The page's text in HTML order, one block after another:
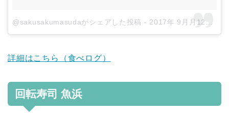
@sakusakumasudaがシェアした投稿 - 2017年 9月月12日午後8時52分PDT
詳細はこちら（食べログ）
回転寿司 魚浜